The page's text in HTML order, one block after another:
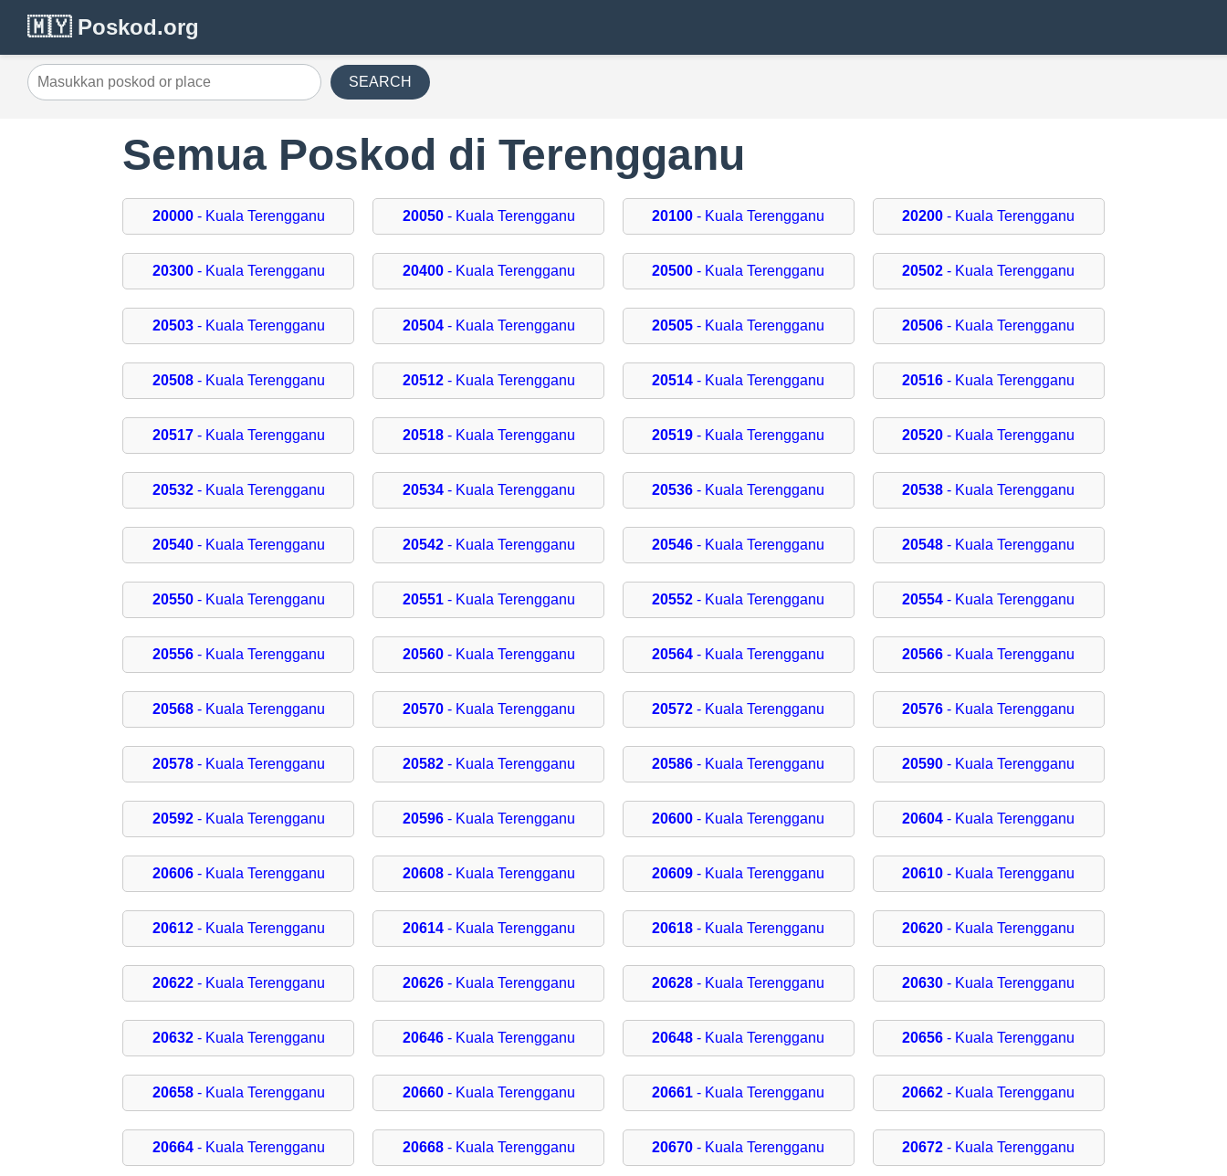
🇲🇾 Poskod.org
SEARCH
Semua Poskod di Terengganu
20000- Kuala Terengganu 20050- Kuala Terengganu 20100 - Kuala Terengganu 20200 - Kuala Terengganu
20300- Kuala Terengganu 20400- Kuala Terengganu 20500 - Kuala Terengganu 20502 - Kuala Terengganu
20503- Kuala Terengganu 20504- Kuala Terengganu 20505 - Kuala Terengganu 20506 - Kuala Terengganu
20508- Kuala Terengganu 20512- Kuala Terengganu 20514 - Kuala Terengganu 20516 - Kuala Terengganu
20517- Kuala Terengganu 20518- Kuala Terengganu 20519 - Kuala Terengganu 20520 - Kuala Terengganu
20532- Kuala Terengganu 20534- Kuala Terengganu 20536 - Kuala Terengganu 20538 - Kuala Terengganu
20540- Kuala Terengganu 20542- Kuala Terengganu 20546 - Kuala Terengganu 20548 - Kuala Terengganu
20550- Kuala Terengganu 20551- Kuala Terengganu 20552 - Kuala Terengganu 20554 - Kuala Terengganu
20556- Kuala Terengganu 20560- Kuala Terengganu 20564 - Kuala Terengganu 20566 - Kuala Terengganu
20568- Kuala Terengganu 20570- Kuala Terengganu 20572 - Kuala Terengganu 20576 - Kuala Terengganu
20578- Kuala Terengganu 20582- Kuala Terengganu 20586 - Kuala Terengganu 20590 - Kuala Terengganu
20592- Kuala Terengganu 20596- Kuala Terengganu 20600 - Kuala Terengganu 20604 - Kuala Terengganu
20606- Kuala Terengganu 20608- Kuala Terengganu 20609 - Kuala Terengganu 20610 - Kuala Terengganu
20612- Kuala Terengganu 20614- Kuala Terengganu 20618 - Kuala Terengganu 20620 - Kuala Terengganu
20622- Kuala Terengganu 20626- Kuala Terengganu 20628 - Kuala Terengganu 20630 - Kuala Terengganu
20632- Kuala Terengganu 20646- Kuala Terengganu 20648 - Kuala Terengganu 20656 - Kuala Terengganu
20658- Kuala Terengganu 20660- Kuala Terengganu 20661 - Kuala Terengganu 20662 - Kuala Terengganu
20664- Kuala Terengganu 20668- Kuala Terengganu 20670 - Kuala Terengganu 20672 - Kuala Terengganu